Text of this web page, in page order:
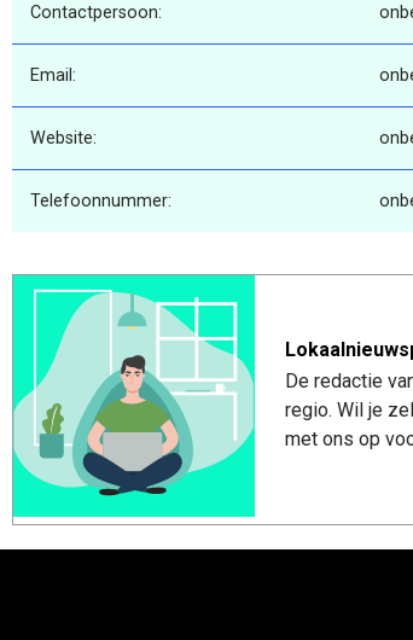
Contactpersoon:
Email:
Website:
Telefoonnummer:
De redactie
regio. Wil je
met ons op